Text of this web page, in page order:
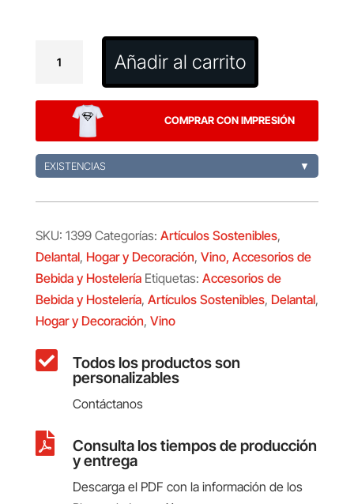
Kuirtel
Añadir al carrito
COMPRAR CON IMPRESIÓN
EXISTENCIAS ▼
SKU: 1399 Categorías: Artículos Sostenibles,
Delantal, Hogar y Decoración, Vino, Accesorios de
Bebida y Hostelería Etiquetas: Accesorios de
Bebida y Hostelería, Artículos Sostenibles, Delantal,
Hogar y Decoración, Vino
 Todos los productos son
personalizables
Contáctanos
 Consulta los tiempos de producción
y entrega
Descarga el PDF con la información de los